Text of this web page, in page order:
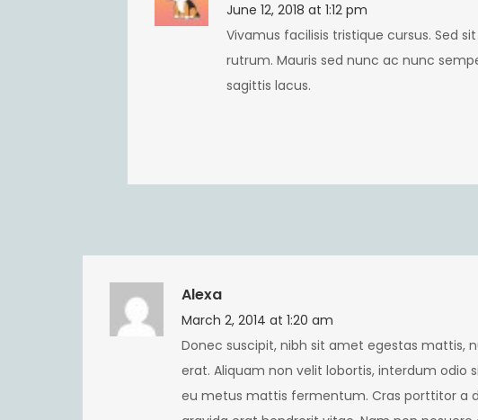
June 12, 2018 at 1:12 pm
Vivamus facilisis tristique cursus. Sed
rutrum. Mauris sed nunc ac nunc
sagittis lacus.
Alexa
March 2, 2014 at 1:20 am
Donec suscipit, nibh sit amet egestas mattis,
erat. Aliquam non velit lobortis, interdum odio
eu metus mattis fermentum. Cras porttitor a